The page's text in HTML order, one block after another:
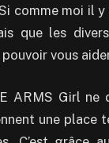
comme moi il
que les
vous
ARMS Girl ne
une